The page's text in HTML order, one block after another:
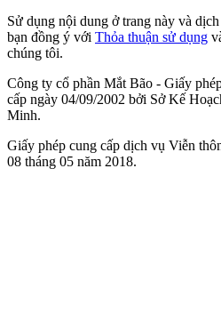
Sử dụng nội dung ở trang này và
bạn đồng ý với Thỏa thuận sử dụng
chúng tôi.
Công ty cổ phần Mắt Bão - Giấy
cấp ngày 04/09/2002 bởi Sở Kế
Minh.
Giấy phép cung cấp dịch vụ Viễn
08 tháng 05 năm 2018.